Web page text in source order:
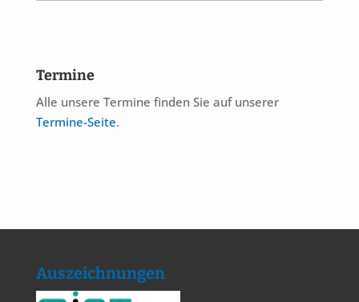
Termine
Alle unsere Termine finden Sie auf unserer
Termine-Seite.
Auszeichnungen